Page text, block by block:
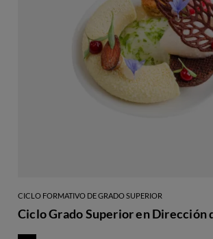
CICLO FORMATIVO DE GRADO SUPERIOR
Ciclo Grado Superior en Dirección